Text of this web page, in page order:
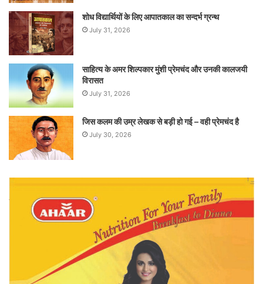
शोध विद्यार्थियों के लिए आपातकाल का सन्दर्भ ग्रन्थ
July 31, 2026
साहित्य के अमर शिल्पकार मुंशी प्रेमचंद और उनकी कालजयी
विरासत
July 31, 2026
जिस कलम की उम्र लेखक से बड़ी हो गई – वही प्रेमचंद है
July 30, 2026